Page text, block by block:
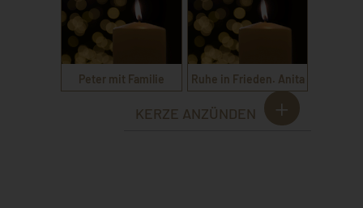
Peter mit Familie Ruhe in Frieden. Anita
KERZE ANZÜNDEN